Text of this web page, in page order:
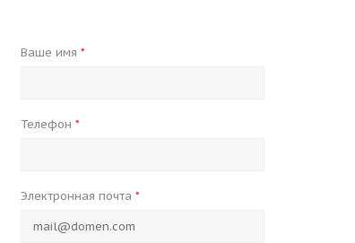
Ваше имя *
Телефон *
Электронная почта *